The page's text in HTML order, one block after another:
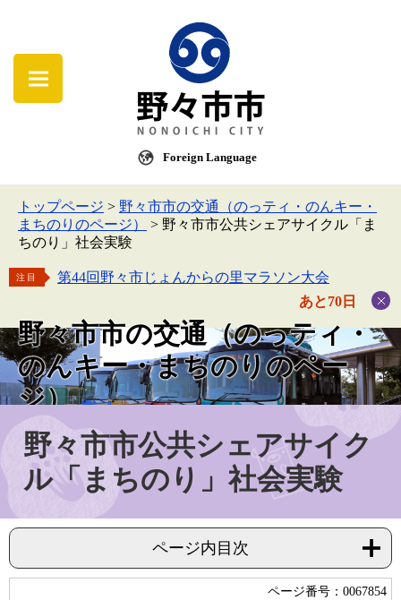
Foreign Language
トップページ > 野々市市の交通（のっティ・のんキー・
まちのりのページ）
> 野々市市公共シェアサイクル「ま
ちのり」社会実験
注目
第44回野々市じょんからの里マラソン大会
あと70日
野々市市の交通（のっティ・
のんキー・まちのりのペー
ジ）
野々市市公共シェアサイク
ル「まちのり」社会実験
ページ内目次
ページ番号：0067854